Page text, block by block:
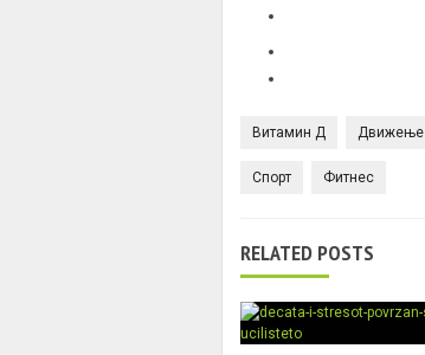
Витамин Д Движење
Спорт Фитнес
RELATED POSTS